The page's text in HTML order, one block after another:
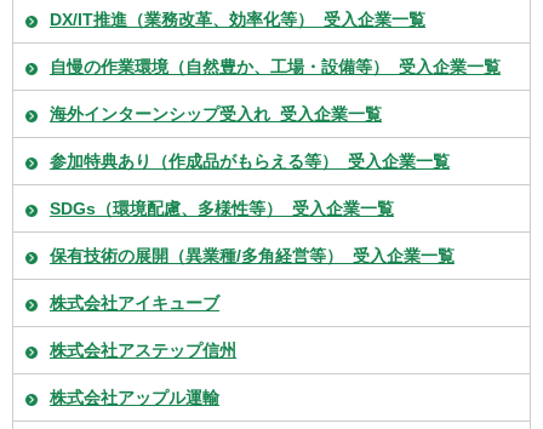
DX/IT推進（業務改革、効率化等）_受入企業一覧
自慢の作業環境（自然豊か、工場・設備等）_受入企業一覧
海外インターンシップ受入れ_受入企業一覧
参加特典あり（作成品がもらえる等）_受入企業一覧
SDGs（環境配慮、多様性等）_受入企業一覧
保有技術の展開（異業種/多角経営等）_受入企業一覧
株式会社アイキューブ
株式会社アステップ信州
株式会社アップル運輸